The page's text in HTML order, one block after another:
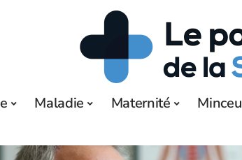
Maladie Maternité